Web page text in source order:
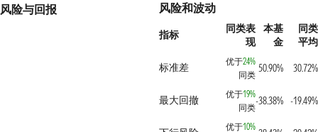
风险与回报 风险和波动
指标
同类表
现
本基
金
同类
平均
标准差
优于24%
同类
50.90% 30.72%
最大回撤 优于19%
同类
-38.38% -19.49%
优于10%